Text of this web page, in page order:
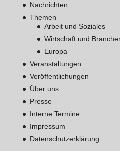
Nachrichten
Themen
Arbeit und Soziales
Wirtschaft und
Europa
Veranstaltungen
Veröffentlichungen
Über uns
Presse
Interne Termine
Impressum
Datenschutzerklärung